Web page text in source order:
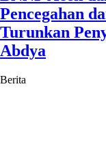
Pencegahan
Turunkan
Abdya
Berita